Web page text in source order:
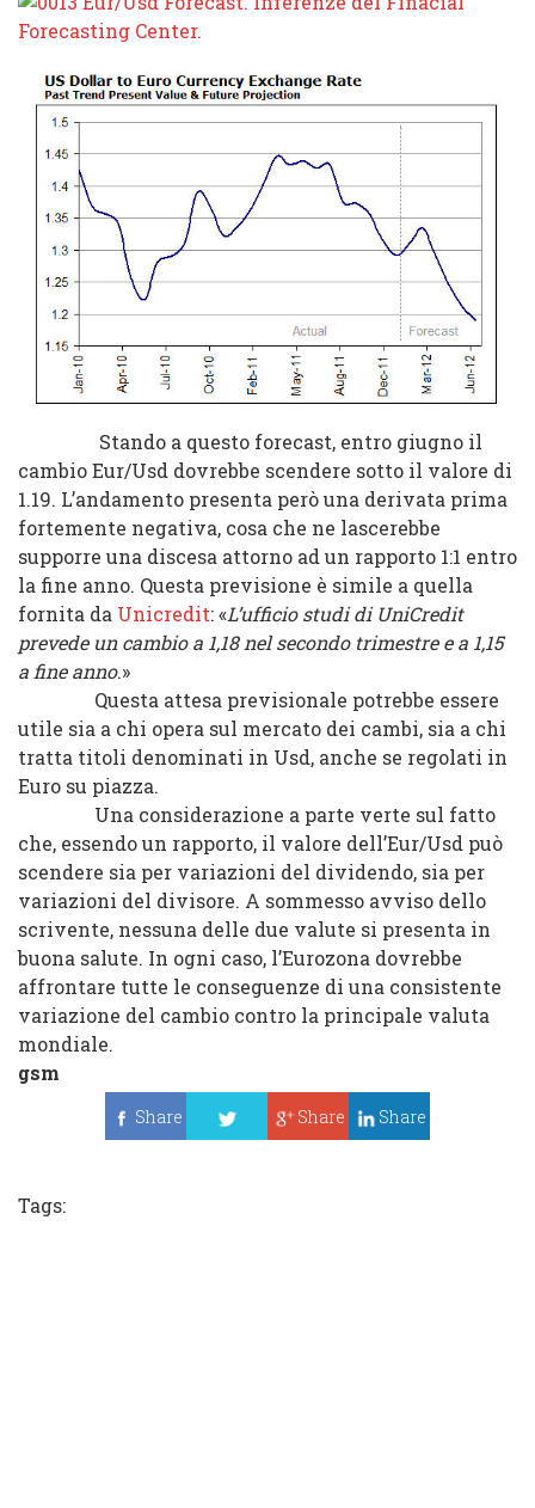
Stando a questo forecast, entro giugno il
cambio Eur/Usd dovrebbe scendere sotto il valore di
1.19. L’andamento presenta però una derivata prima
fortemente negativa, cosa che ne lascerebbe
supporre una discesa attorno ad un rapporto 1:1 entro
la fine anno. Questa previsione è simile a quella
fornita da Unicredit: «L’ufficio studi di UniCredit
prevede un cambio a 1,18 nel secondo trimestre e a 1,15
a fine anno.»
Questa attesa previsionale potrebbe essere
utile sia a chi opera sul mercato dei cambi, sia a chi
tratta titoli denominati in Usd, anche se regolati in
Euro su piazza.
Una considerazione a parte verte sul fatto
che, essendo un rapporto, il valore dell’Eur/Usd può
scendere sia per variazioni del dividendo, sia per
variazioni del divisore. A sommesso avviso dello
scrivente, nessuna delle due valute si presenta in
buona salute. In ogni caso, l’Eurozona dovrebbe
affrontare tutte le conseguenze di una consistente
variazione del cambio contro la principale valuta
mondiale.
gsm
Share
Share Share
Tags: